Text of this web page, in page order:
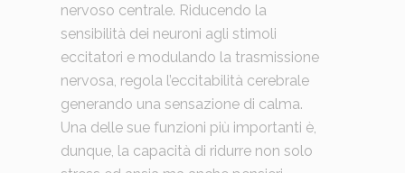
nervoso centrale. Riducendo la
sensibilità dei neuroni agli stimoli
eccitatori e modulando la trasmissione
nervosa, regola l’eccitabilità cerebrale
generando una sensazione di calma.
Una delle sue funzioni più importanti è,
dunque, la capacità di ridurre non solo